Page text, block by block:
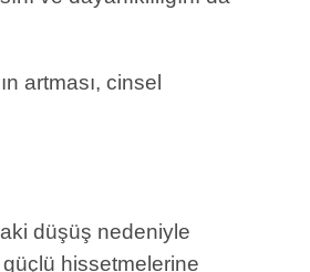
artması, cinsel
düşüş nedeniyle
hissetmelerine